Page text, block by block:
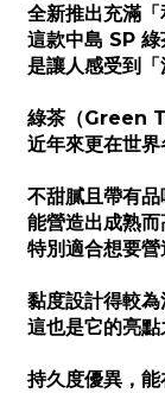
全新推出充滿「
這款中島 SP 綠
是讓人感受到「
綠茶（Green
近年來更在世界
不甜膩且帶有品
能營造出成熟而
特別適合想要營
黏度設計得較為
這也是它的亮點
持久度優異，能